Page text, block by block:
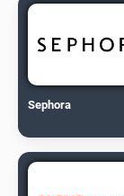
Sephora